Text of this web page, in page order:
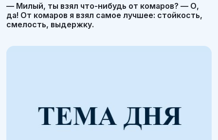
— Милый, ты взял что-нибудь от комаров? — О,
да! От комаров я взял самое лучшее: стойкость,
смелость, выдержку.